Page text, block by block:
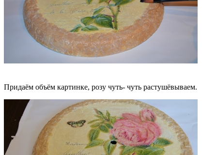
Придаём объём картинке, розу чуть- чуть растушёвываем.